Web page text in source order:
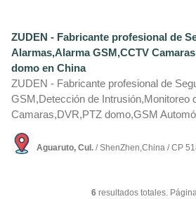
ZUDEN - Fabricante profesional de
Alarmas,Alarma GSM,CCTV
domo en China
ZUDEN - Fabricante profesional de
GSM,Detección de Intrusión,Monitoreo
Camaras,DVR,PTZ domo,GSM
Aguaruto, Cul. / ShenZhen,China / CP
6 resultados totales.